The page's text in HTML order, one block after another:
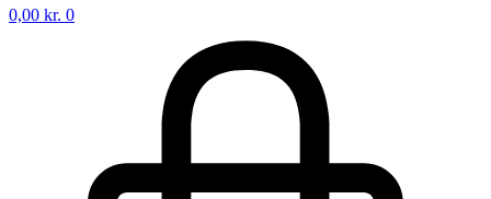
0,00 kr. 0